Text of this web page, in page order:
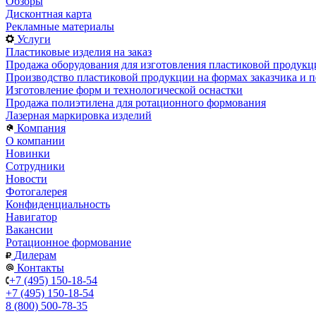
Дисконтная карта
Рекламные материалы
Услуги
Пластиковые изделия на заказ
Продажа оборудования для изготовления пластиковой
Производство пластиковой продукции на формах заказчика и
Изготовление форм и технологической оснастки
Продажа полиэтилена для ротационного формования
Лазерная маркировка изделий
Компания
О компании
Новинки
Сотрудники
Новости
Фотогалерея
Конфиденциальность
Навигатор
Вакансии
Ротационное формование
Дилерам
Контакты
+7 (495) 150-18-54
+7 (495) 150-18-54
8 (800) 500-78-35